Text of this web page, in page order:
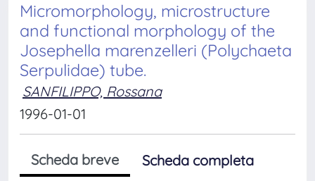
Micromorphology, microstructure
and functional morphology of the
Josephella marenzelleri (Polychaeta
Serpulidae) tube.
SANFILIPPO, Rossana
1996-01-01
Scheda breve
Scheda completa